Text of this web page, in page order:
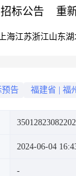
招标公告 重
上海江苏浙江山东湖
预告 福建省 福
2024-06-04